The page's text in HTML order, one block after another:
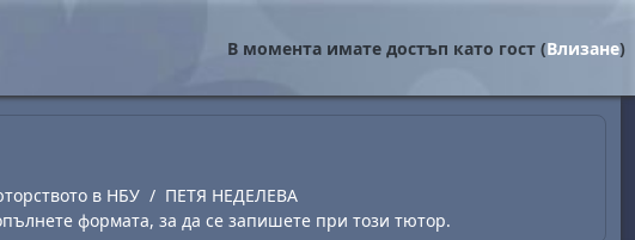
В момента имате достъп като гост (Влизане)
в НБУ
ПЕТЯ НЕДЕЛЕВА
формата, за да се запишете при този тютор.